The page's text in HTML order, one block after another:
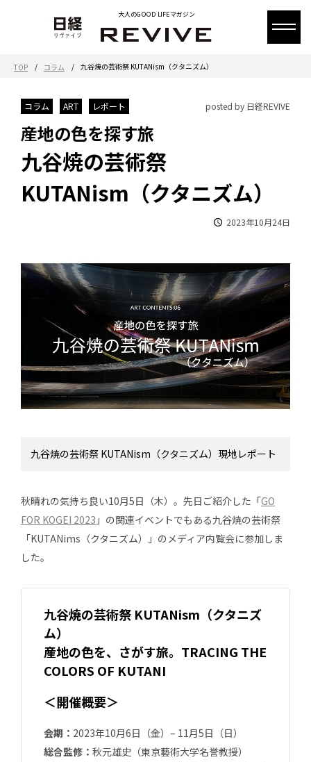
大人のGOOD LIFEマガジン
TOP / コラム / 九谷焼の芸術祭 KUTANism（クタニズム）
コラム ART レポート posted by 日経REVIVE
産地の色を探す旅
九谷焼の芸術祭
KUTANism（クタニズム）
2023年10月24日
九谷焼の芸術祭 KUTANism（クタニズム）現地レポート
秋晴れの気持ち良い10月5日（木）。先日ご紹介した「GO
FOR KOGEI 2023 」の関連イベントでもある九谷焼の芸術祭
「KUTANims（クタニズム）」のメディア内覧会に参加しま
した。
九谷焼の芸術祭 KUTANism（クタニズ
ム）
産地の色を、さがす旅。TRACING THE
COLORS OF KUTANI
＜開催概要＞
会期： 2023年10月6日（金）– 11月5日（日）
総合監修： 秋元雄史（東京藝術⼤学名誉教授）